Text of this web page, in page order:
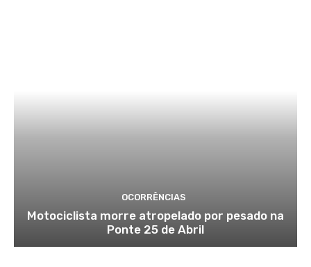
OCORRÊNCIAS
Motociclista morre atropelado por pesado na
Ponte 25 de Abril